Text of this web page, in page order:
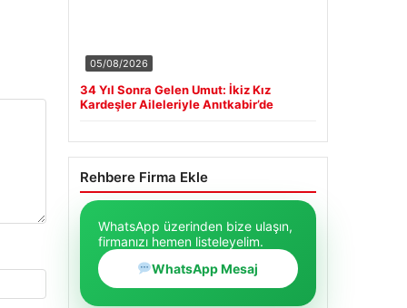
05/08/2026
34 Yıl Sonra Gelen Umut: İkiz Kız
Kardeşler Aileleriyle Anıtkabir’de
Rehbere Firma Ekle
WhatsApp üzerinden bize ulaşın,
firmanızı hemen listeleyelim.
WhatsApp Mesaj